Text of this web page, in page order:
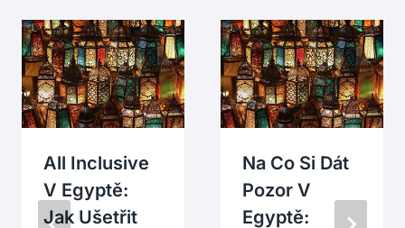
All Inclusive
V Egyptě:
Jak Ušetřit
Na Co Si Dát
Pozor V
Egyptě: